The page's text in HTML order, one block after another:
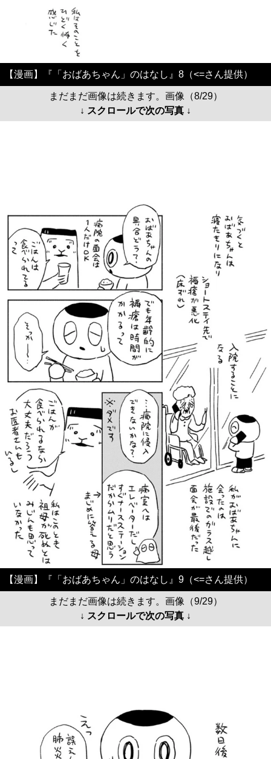
【漫画】『「おばあちゃん」のはなし』8（<=さん提供）
まだまだ画像は続きます。画像（8/29）
↓ スクロールで次の写真 ↓
【漫画】『「おばあちゃん」のはなし』9（<=さん提供）
まだまだ画像は続きます。画像（9/29）
↓ スクロールで次の写真 ↓